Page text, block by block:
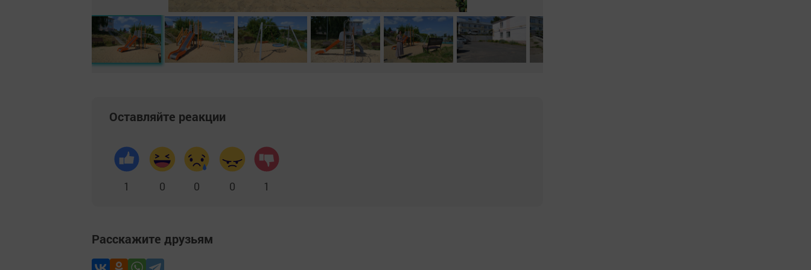
Оставляйте реакции
1 0 0 0 1
Расскажите друзьям